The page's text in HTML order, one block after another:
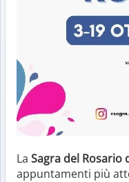
La Sagra del Rosario
appuntamenti più